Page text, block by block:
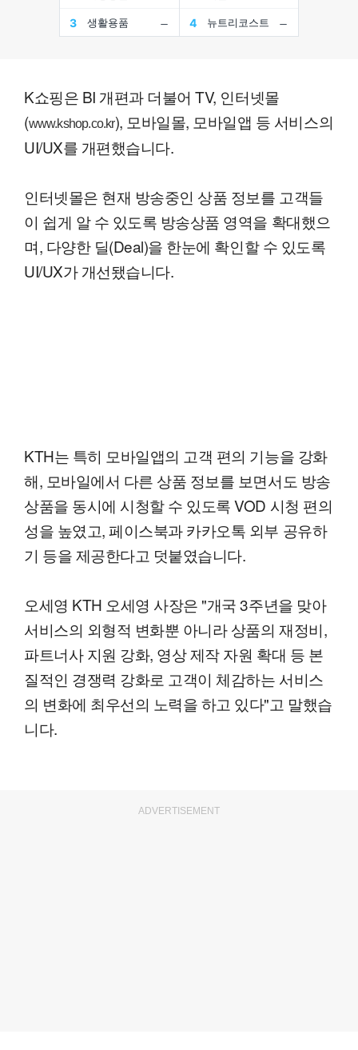
K쇼핑은 BI 개편과 더불어 TV, 인터넷몰
(www.kshop.co.kr), 모바일몰, 모바일앱 등 서비스의
UI/UX를 개편했습니다.
인터넷몰은 현재 방송중인 상품 정보를 고객들
이 쉽게 알 수 있도록 방송상품 영역을 확대했으
며, 다양한 딜(Deal)을 한눈에 확인할 수 있도록
UI/UX가 개선됐습니다.
KTH는 특히 모바일앱의 고객 편의 기능을 강화
해, 모바일에서 다른 상품 정보를 보면서도 방송
상품을 동시에 시청할 수 있도록 VOD 시청 편의
성을 높였고, 페이스북과 카카오톡 외부 공유하
기 등을 제공한다고 덧붙였습니다.
오세영 KTH 오세영 사장은 "개국 3주년을 맞아
서비스의 외형적 변화뿐 아니라 상품의 재정비,
파트너사 지원 강화, 영상 제작 자원 확대 등 본
질적인 경쟁력 강화로 고객이 체감하는 서비스
의 변화에 최우선의 노력을 하고 있다"고 말했습
니다.
ADVERTISEMENT